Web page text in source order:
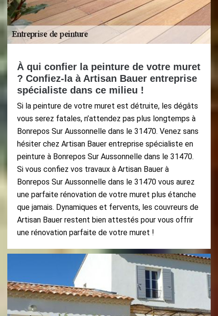
À qui confier la peinture de votre muret
? Confiez-la à Artisan Bauer entreprise
spécialiste dans ce milieu !
Si la peinture de votre muret est détruite, les dégâts
vous serez fatales, n’attendez pas plus longtemps à
Bonrepos Sur Aussonnelle dans le 31470. Venez sans
hésiter chez Artisan Bauer entreprise spécialiste en
peinture à Bonrepos Sur Aussonnelle dans le 31470.
Si vous confiez vos travaux à Artisan Bauer à
Bonrepos Sur Aussonnelle dans le 31470 vous aurez
une parfaite rénovation de votre muret plus étanche
que jamais. Dynamiques et fervents, les couvreurs de
Artisan Bauer restent bien attestés pour vous offrir
une rénovation parfaite de votre muret !